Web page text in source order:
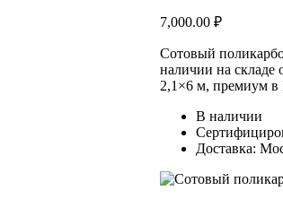
основе
пользователей
7,000.00 ₽
Сотовый
наличии на складе
2,1×6 м, премиум в
В наличии
Доставка: